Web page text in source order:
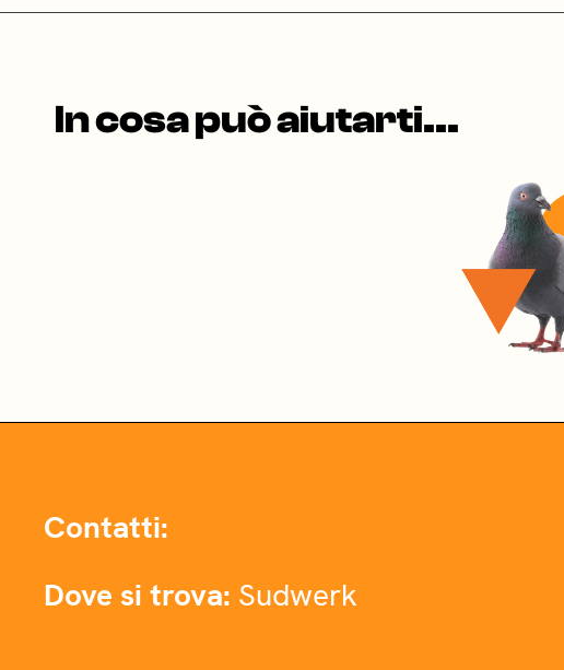
In cosa può aiutarti...
Contatti:
Dove si trova: Sudwerk